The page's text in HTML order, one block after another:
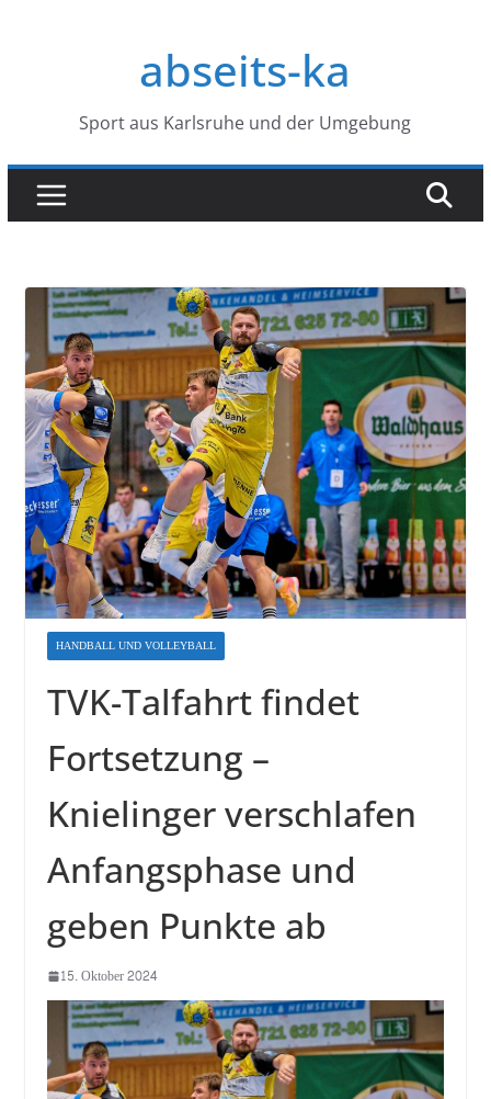
abseits-ka
Sport aus Karlsruhe und der Umgebung
HANDBALL UND VOLLEYBALL
TVK-Talfahrt findet
Fortsetzung –
Knielinger verschlafen
Anfangsphase und
geben Punkte ab
15. Oktober 2024